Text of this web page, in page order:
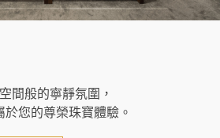
間般的寧靜氛圍，
於您的尊榮珠寶體驗。